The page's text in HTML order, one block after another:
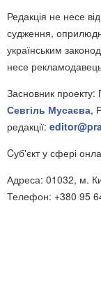
Редакція не несе
судження,
українським
несе
Засновник проекту:
Севгіль Мусаєва,
редакції:
Cуб'єкт у сфері
Адреса: 01032, м.
Телефон: +380 95